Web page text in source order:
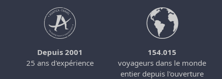
Depuis 2001
25 ans d'expérience
154.015
voyageurs dans le monde
entier depuis l'ouverture